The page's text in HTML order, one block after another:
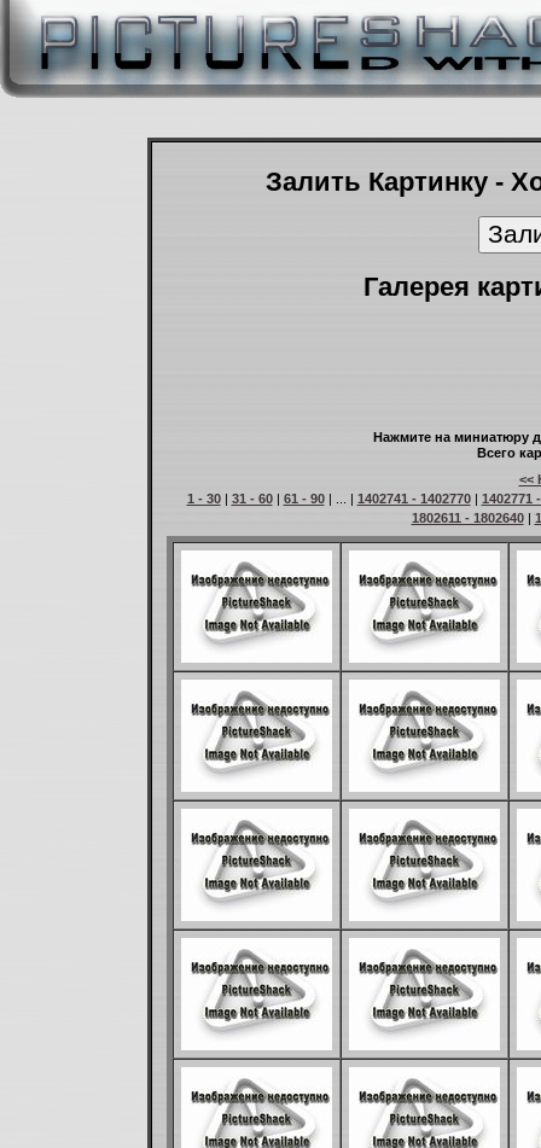
Залить Картинку -
Галерея
Нажмите на миниатюру
Всего
<<
1 - 30| 31 - 60| 61 - 90| ... | 1402741 - 1402770| 1402771
1802611 - 1802640|